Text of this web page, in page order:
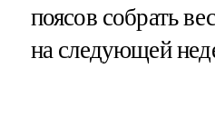
поясов собрать
на следующей